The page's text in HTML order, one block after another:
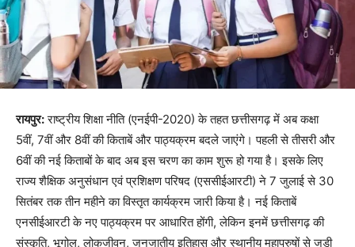
रायपुर:राष्ट्रीय शिक्षा नीति (एनईपी-2020) के तहत छत्तीसगढ़ में अब कक्षा
5वीं, 7वीं और 8वीं की किताबें और पाठ्यक्रम बदले जाएंगे। पहली से तीसरी और
6वीं की नई किताबों के बाद अब इस चरण का काम शुरू हो गया है। इसके लिए
राज्य शैक्षिक अनुसंधान एवं प्रशिक्षण परिषद (एससीईआरटी) ने 7 जुलाई से 30
सितंबर तक तीन महीने का विस्तृत कार्यक्रम जारी किया है। नई किताबें
एनसीईआरटी के नए पाठ्यक्रम पर आधारित होंगी, लेकिन इनमें छत्तीसगढ़ की
संस्कृति, भूगोल, लोकजीवन, जनजातीय इतिहास और स्थानीय महापुरुषों से जुड़ी